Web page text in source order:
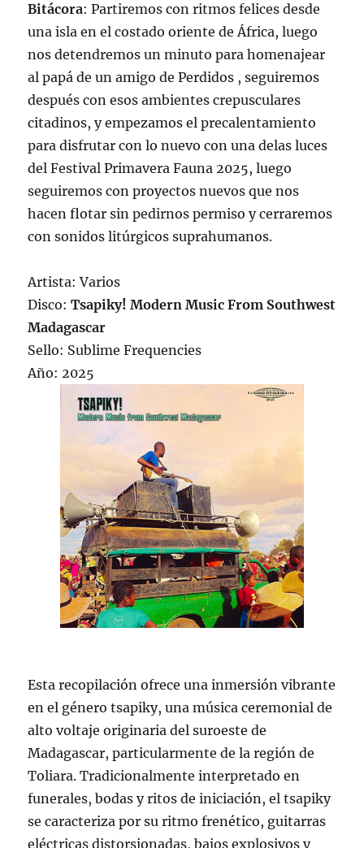
Bitácora: Partiremos con ritmos felices desde
una isla en el costado oriente de África, luego
nos detendremos un minuto para homenajear
al papá de un amigo de Perdidos , seguiremos
después con esos ambientes crepusculares
citadinos, y empezamos el precalentamiento
para disfrutar con lo nuevo con una delas luces
del Festival Primavera Fauna 2025, luego
seguiremos con proyectos nuevos que nos
hacen flotar sin pedirnos permiso y cerraremos
con sonidos litúrgicos suprahumanos.
Artista: Varios
Disco:Tsapiky! Modern Music From Southwest
Madagascar
Sello: Sublime Frequencies
Año: 2025
Esta recopilación ofrece una inmersión vibrante
en el género tsapiky, una música ceremonial de
alto voltaje originaria del suroeste de
Madagascar, particularmente de la región de
Toliara. Tradicionalmente interpretado en
funerales, bodas y ritos de iniciación, el tsapiky
se caracteriza por su ritmo frenético, guitarras
eléctricas distorsionadas, bajos explosivos y